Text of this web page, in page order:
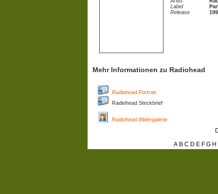
Label
Release
Mehr Informationen zu Radiohead
Radiohead Portrait
Radiohead Steckbrief
Radiohead Bildergalerie
A B C D E F G H